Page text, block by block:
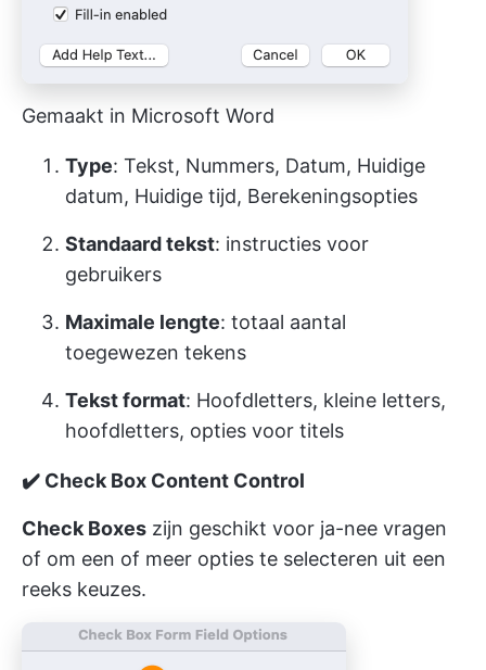
Gemaakt in Microsoft Word
Type: Tekst, Nummers, Datum, Huidige
datum, Huidige tijd, Berekeningsopties
Standaard tekst: instructies voor
gebruikers
Maximale lengte: totaal aantal
toegewezen tekens
Tekst format: Hoofdletters, kleine letters,
hoofdletters, opties voor titels
✔️ Check Box Content Control
Check Boxes zijn geschikt voor ja-nee vragen
of om een of meer opties te selecteren uit een
reeks keuzes.